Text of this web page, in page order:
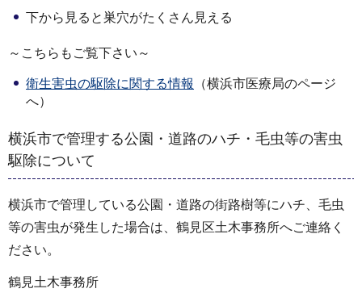
下から見ると巣穴がたくさん見える
～こちらもご覧下さい～
衛生害虫の駆除に関する情報
（横浜市医療局のページ
へ）
横浜市で管理する公園・道路のハチ・毛虫等の害虫
駆除について
横浜市で管理している公園・道路の街路樹等にハチ、毛虫
等の害虫が発生した場合は、鶴見区土木事務所へご連絡く
ださい。
鶴見土木事務所